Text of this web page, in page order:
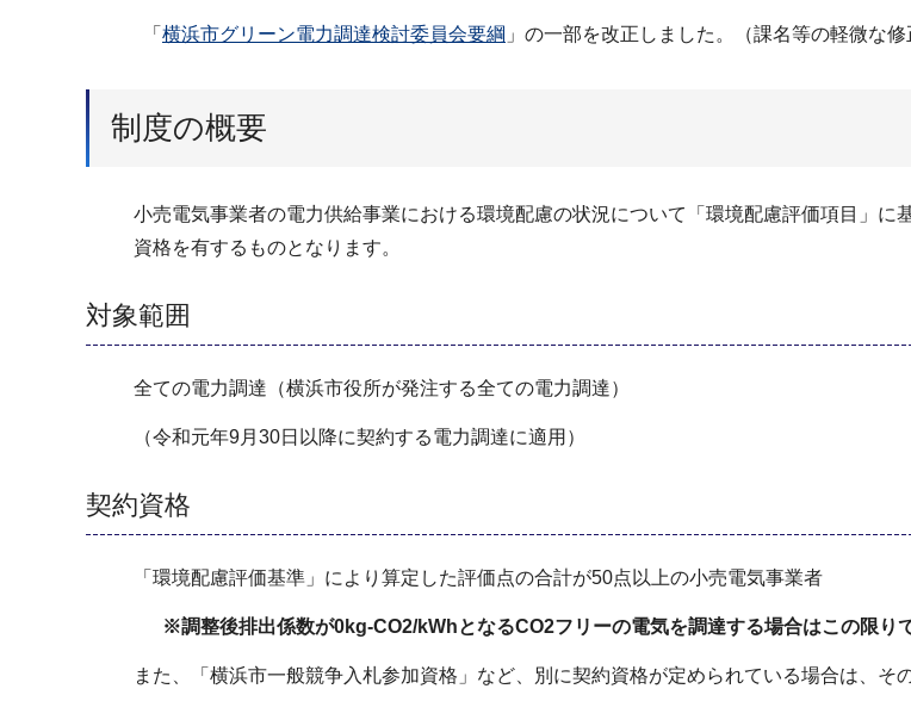
「 横浜市グリーン電力調達検討委員会要綱 」の一部を改正しました。（課名等の軽微な修
制度の概要
小売電気事業者の電力供給事業における環境配慮の状況について「環境配慮評価項目」
資格を有するものとなります。
対象範囲
全ての電力調達（横浜市役所が発注する全ての電力調達）
（令和元年9月30日以降に契約する電力調達に適用）
契約資格
「環境配慮評価基準」により算定した評価点の合計が50点以上の小売電気事業者
※調整後排出係数が0kg-CO2/kWhとなるCO2フリーの電気を調達する場合はこの限りで
また、「横浜市一般競争入札参加資格」など、別に契約資格が定められている場合は、そ